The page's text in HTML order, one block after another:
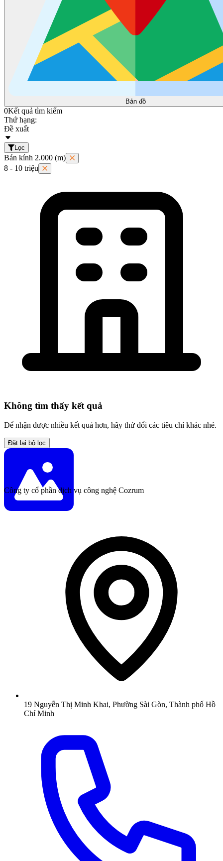
Bản đồ
0Kết quả tìm kiếm
Thứ hạng:
Đề xuất
Lọc
Bán kính 2.000 (m)
8 - 10 triệu
Không tìm thấy kết quả
Để nhận được nhiều kết quả hơn, hãy thử đổi các tiêu chí khác nhé.
Đặt lại bộ lọc
Công ty cổ phần dịch vụ công nghệ Cozrum
19 Nguyễn Thị Minh Khai, Phường Sài Gòn, Thành phố Hồ
Chí Minh